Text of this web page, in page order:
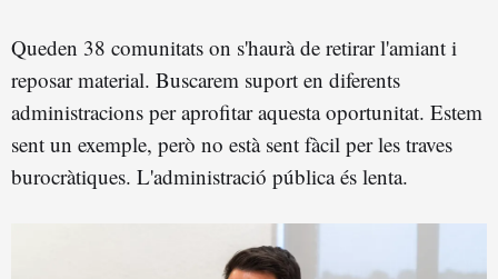
Queden 38 comunitats on s'haurà de retirar l'amiant i
reposar material. Buscarem suport en diferents
administracions per aprofitar aquesta oportunitat. Estem
sent un exemple, però no està sent fàcil per les traves
burocràtiques. L'administració pública és lenta.